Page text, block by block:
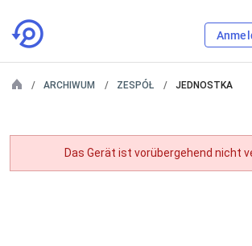
ARCHIWUM ZESPÓŁ JEDNOSTKA
Das Gerät ist vorübergehend nicht